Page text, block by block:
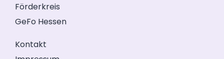
Förderkreis
GeFo Hessen
Kontakt